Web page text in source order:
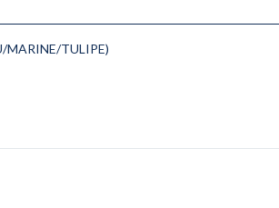
MARINE/TULIPE)